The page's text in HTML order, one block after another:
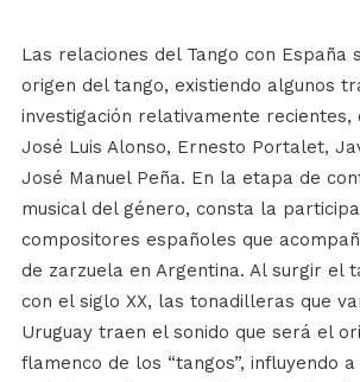
Las relaciones del Tango con España
origen del tango, existiendo algunos
investigación relativamente recientes,
José Luis Alonso, Ernesto Portalet,
José Manuel Peña. En la etapa de
musical del género, consta la
compositores españoles que
de zarzuela en Argentina. Al surgir el
con el siglo XX, las tonadilleras que
Uruguay traen el sonido que será el
flamenco de los “tangos”, influyendo